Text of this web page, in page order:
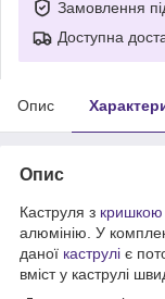
Замовлення
Доступна
Опис
Опис
Каструля з кришкою
алюмінію. У
даної каструлі є
вміст у каструлі